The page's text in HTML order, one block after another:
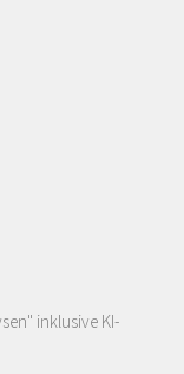
" inklusive KI-